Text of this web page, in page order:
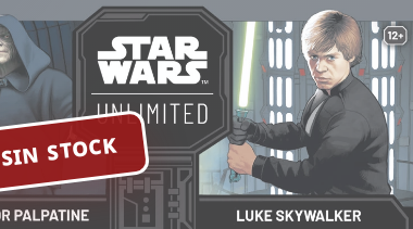
SIN STOCK